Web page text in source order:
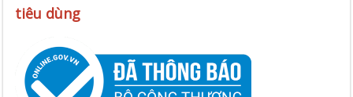
tiêu dùng